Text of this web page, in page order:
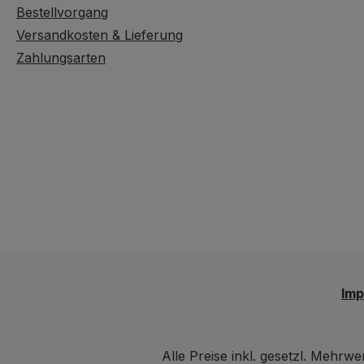
gamme "-" peuvent être
combinés. Cet article a
céramique.
Bestellvorgang
Versandkosten & Lieferung
Zahlungsarten
Alle Preise inkl. gesetzl.